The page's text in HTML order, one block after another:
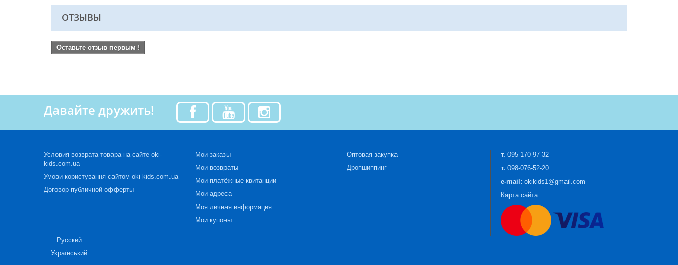
ОТЗЫВЫ
Оставьте отзыв первым !
Давайте дружить!
Условия возврата товара на сайте oki-
kids.com.ua
Умови користування сайтом oki-kids.com.ua
Договор публичной офферты
Мои заказы
Мои возвраты
Мои платёжные квитанции
Мои адреса
Моя личная информация
Мои купоны
Оптовая закупка
Дропшиппинг
т. 095-170-97-32
т. 098-076-52-20
e-mail: okikids1@gmail.com
Карта сайта
Русский
Український